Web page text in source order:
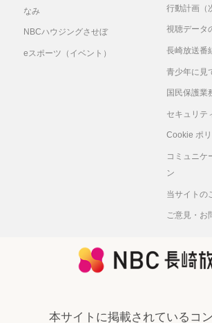
なみ
NBCハウジングさせぼ
eスポーツ（イベント）
行動計画（
視聴データ
長崎放送番
青少年に見
国民保護業
セキュリテ
Cookie ポ
コミュニケ
ン
当サイトの
ご意見・お
本サイトに掲載されているコ